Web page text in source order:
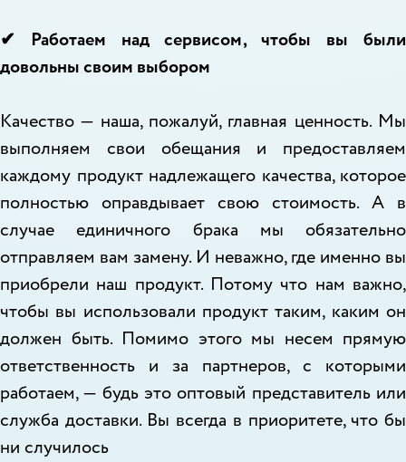
✔ Работаем над сервисом, чтобы вы были
довольны своим выбором
Качество — наша, пожалуй, главная ценность. Мы
выполняем свои обещания и предоставляем
каждому продукт надлежащего качества, которое
полностью оправдывает свою стоимость. А в
случае единичного брака мы обязательно
отправляем вам замену. И неважно, где именно вы
приобрели наш продукт. Потому что нам важно,
чтобы вы использовали продукт таким, каким он
должен быть. Помимо этого мы несем прямую
ответственность и за партнеров, с которыми
работаем, — будь это оптовый представитель или
служба доставки. Вы всегда в приоритете, что бы
ни случилось